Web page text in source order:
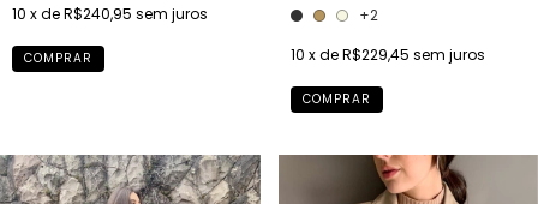
10 x deR$240,95 sem juros
COMPRAR
+2
10 x deR$229,45 sem juros
COMPRAR